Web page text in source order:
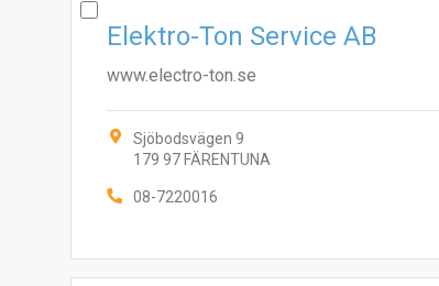
Elektro-Ton Service AB
www.electro-ton.se
Sjöbodsvägen 9
179 97 FÄRENTUNA
08-7220016